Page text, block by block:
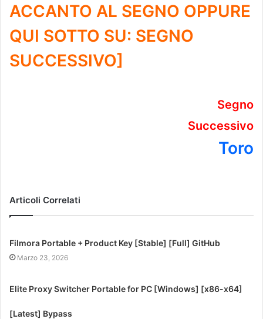
ACCANTO AL SEGNO OPPURE
QUI SOTTO SU: SEGNO
SUCCESSIVO]
Segno
Successivo
Toro
Articoli Correlati
Filmora Portable + Product Key [Stable] [Full] GitHub
Marzo 23, 2026
Elite Proxy Switcher Portable for PC [Windows] [x86-x64]
[Latest] Bypass